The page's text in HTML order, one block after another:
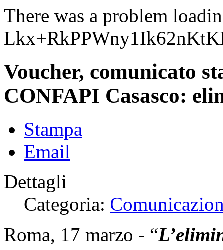
There was a problem
Voucher, comunicato
CONFAPI Casasco:
Stampa
Email
Dettagli
Categoria:
Roma, 17 marzo - “